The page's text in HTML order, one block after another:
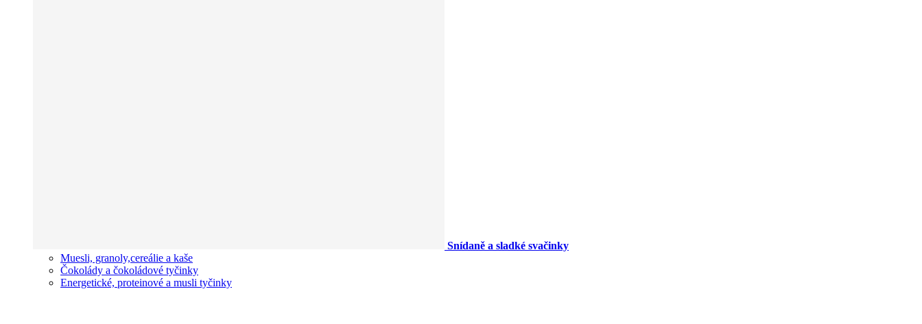
Snídaně a sladké svačinky
Muesli, granoly,cereálie a kaše
Čokolády a čokoládové tyčinky
Energetické, proteinové a musli tyčinky